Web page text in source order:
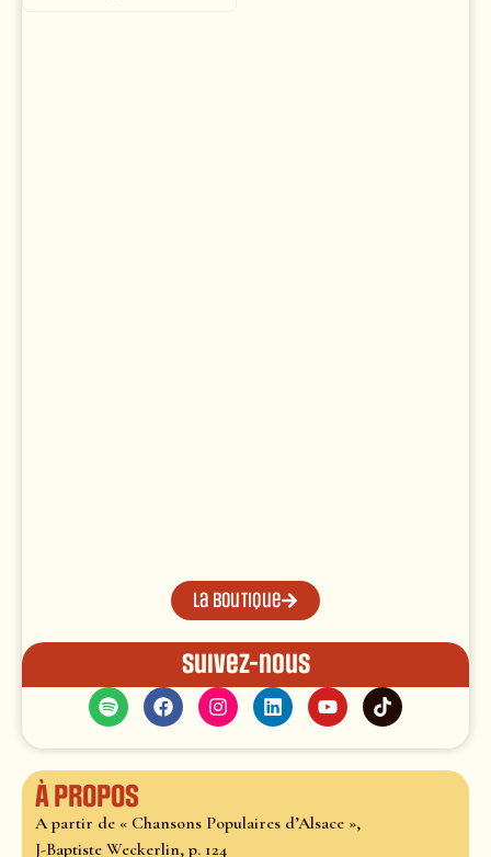
La boutique
Suivez-nous
À propos
A partir de « Chansons Populaires d’Alsace »,
J-Baptiste Weckerlin, p. 124